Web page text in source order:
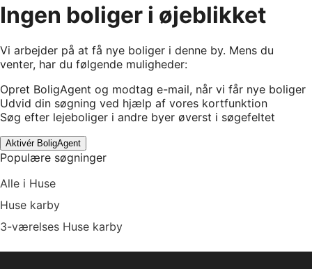
Ingen boliger i øjeblikket
Vi arbejder på at få nye boliger i denne by. Mens du
venter, har du følgende muligheder:
Opret BoligAgent og modtag e-mail, når vi får nye boliger
Udvid din søgning ved hjælp af vores kortfunktion
Søg efter lejeboliger i andre byer øverst i søgefeltet
Aktivér BoligAgent
Populære søgninger
Alle i Huse
Huse karby
3-værelses Huse karby